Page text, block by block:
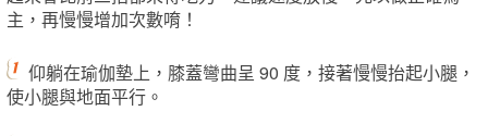
主，再慢慢增加次數唷！
仰躺在瑜伽墊上，膝蓋彎曲呈 90 度，接著慢慢抬起小腿，
使小腿與地面平行。